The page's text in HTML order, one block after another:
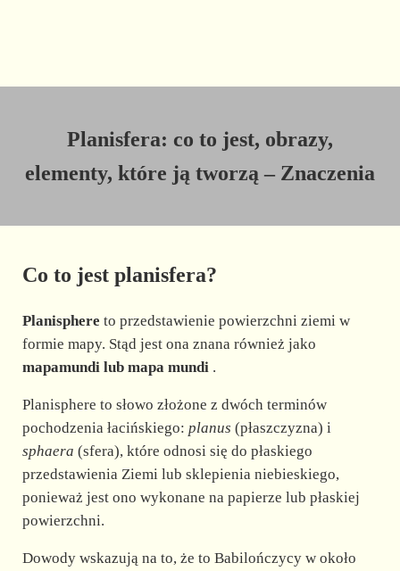
Planisfera: co to jest, obrazy,
elementy, które ją tworzą – Znaczenia
Co to jest planisfera?
Planisphere to przedstawienie powierzchni ziemi w
formie mapy. Stąd jest ona znana również jako
mapamundi lub mapa mundi.
Planisphere to słowo złożone z dwóch terminów
pochodzenia łacińskiego: planus (płaszczyzna) i
sphaera (sfera), które odnosi się do płaskiego
przedstawienia Ziemi lub sklepienia niebieskiego,
ponieważ jest ono wykonane na papierze lub płaskiej
powierzchni.
Dowody wskazują na to, że to Babilończycy w około